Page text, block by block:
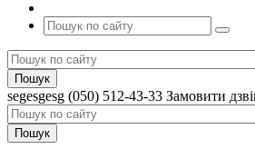
segesgesg (050) 512-43-33 Замовити